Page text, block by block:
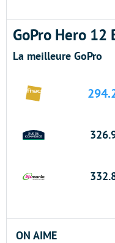
GoPro Hero 12
La meilleure GoPro
ON AIME